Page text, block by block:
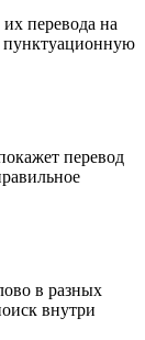
перевода на
пунктуационную
перевод
в разных
внутри